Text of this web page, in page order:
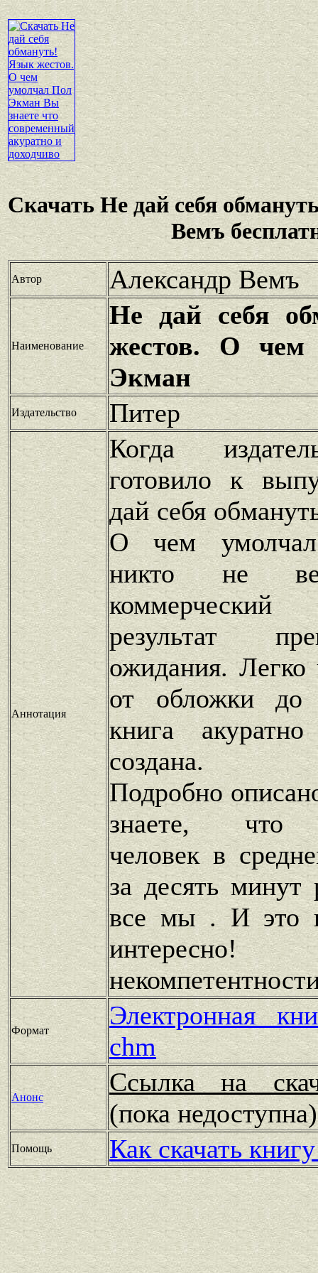
Скачать Не дай себя
Вемъ
Автор Александр Вемъ
Наименование
Не дай себя
жестов. О чем
Экман
Издательство Питер
Аннотация
Когда
готовило к
дай себя
О чем
никто не
результат
ожидания. Легко
от обложки до
книга
создана.
Подробно
знаете, что
человек в
за десять минут
все мы . И это
Формат
Электронная
chm
Анонс
Ссылка на
(пока
Помощь Как скачать